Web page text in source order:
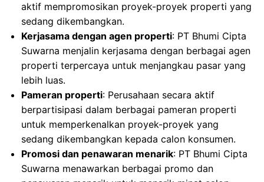
aktif mempromosikan proyek-proyek properti yang
sedang dikembangkan.
Kerjasama dengan agen properti: PT Bhumi Cipta
Suwarna menjalin kerjasama dengan berbagai agen
properti terpercaya untuk menjangkau pasar yang
lebih luas.
Pameran properti: Perusahaan secara aktif
berpartisipasi dalam berbagai pameran properti
untuk memperkenalkan proyek-proyek yang
sedang dikembangkan kepada calon konsumen.
Promosi dan penawaran menarik: PT Bhumi Cipta
Suwarna menawarkan berbagai promo dan